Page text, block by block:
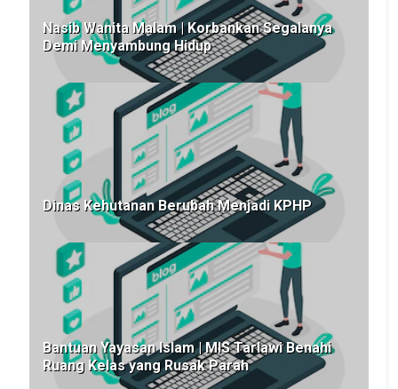
Nasib Wanita Malam | Korbankan Segalanya
Demi Menyambung Hidup
Dinas Kehutanan Berubah Menjadi KPHP
Bantuan Yayasan Islam | MIS Tarlawi Benahi
Ruang Kelas yang Rusak Parah